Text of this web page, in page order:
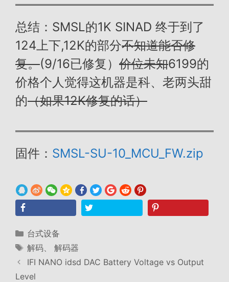
总结：SMSL的1K SINAD 终于到了
124上下,12K的部分不知道能否修
复。(9/16已修复） 价位未知6199的
价格个人觉得这机器是科、老两头甜
的（如果12K修复的话）
固件： SMSL-SU-10_MCU_FW.zip
分
类
台式设备
标
签
解码、 解码器
IFI NANO idsd DAC Battery Voltage vs Output
Level